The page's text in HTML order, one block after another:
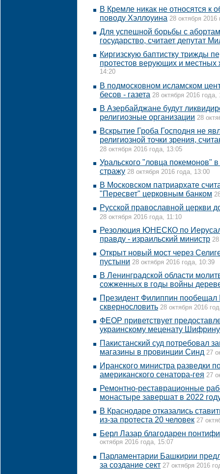
В Кремле никак не относятся к
поводу Хэллоуина 28 октября 2016
Для успешной борьбы с
государство, считает депутат
Киргизскую баптистку трижды
протестов верующих и местных
14:20
В подмосковном исламском
бесов - газета 28 октября 2016 года,
В Азербайджане будут
религиозные организации 28
Вскрытие Гроба Господня не
религиозной точки зрения,
28 октября 2016 года, 13:05
Уральского "ловца покемонов"
стражу 28 октября 2016 года, 13:00
В Московском патриархате
"Пересвет" церковным банком
Русской православной церкви
28 октября 2016 года, 11:10
Резолюция ЮНЕСКО по
правду - израильский министр
Открыт новый мост через
пустыни 28 октября 2016 года, 10:39
В Ленинградской области
сожженных в годы войны
Президент Филиппин пообещал
сквернословить 28 октября 2016
ФЕОР приветствует
украинскому меценату Шифрину
Пакистанский суд потребовал
магазины в провинции Синд 27
Иранского министра разведки
американского сенатора-гея 27
Ремонтно-реставрационные
монастыре завершат в 2022
В Краснодаре отказались
из-за протеста 20 человек 27
Берл Лазар благодарен
октября 2016 года, 15:07
Парламентарии Башкирии
за создание сект 27 октября 2016